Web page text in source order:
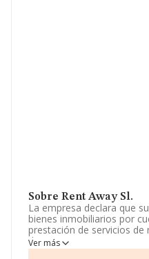
Sobre Rent Away Sl.
La empresa declara que
bienes inmobiliarios por
prestación de servicios
de construcciones y sus
jardines de uso privado;
Ver más